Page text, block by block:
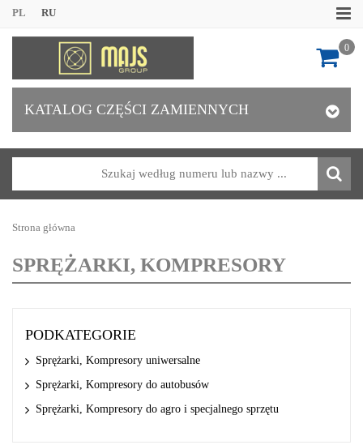
PL RU
0
KATALOG CZĘŚCI ZAMIENNYCH
Strona główna
SPRĘŻARKI, KOMPRESORY
PODKATEGORIE
Sprężarki, Kompresory uniwersalne
Sprężarki, Kompresory do autobusów
Sprężarki, Kompresory do agro i specjalnego sprzętu